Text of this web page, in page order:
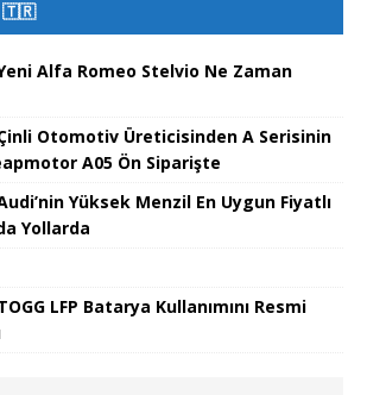
🇹🇷
Alfa Romeo Stelvio Ne Zaman
Otomotiv Üreticisinden A Serisinin
A05 Ön Siparişte
Yüksek Menzil En Uygun Fiyatlı
Yollarda
LFP Batarya Kullanımını Resmi